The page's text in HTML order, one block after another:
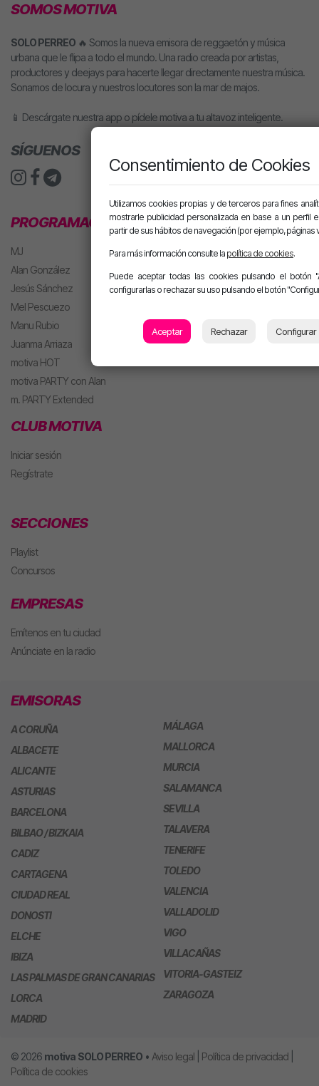
SOMOS MOTIVA
SOLO PERREO 🔥 Somos la nueva emisora de reggaetón y música
urbana que le flipa a todo el mundo. Una radio creada por artistas,
productores y deejays para hacerte llegar directamente nuestra música.
Sonamos de locura y nuestros locutores son la mar de majos.
📱 Descárgate nuestra app o pídele motiva a tu altavoz inteligente.
SÍGUENOS
PROGRAMACIÓN
MJ
Alan González
Jesús Sánchez
Mel Pescuezo
Manu Rubio
Juanma Arriaza
motiva HOT
motiva PARTY con Alan
m. PARTY Extended
CLUB MOTIVA
Iniciar sesión
Regístrate
SECCIONES
Playlist
Concursos
EMPRESAS
Emítenos en tu ciudad
Anúnciate en la radio
EMISORAS
A CORUÑA
ALBACETE
ALICANTE
ASTURIAS
BARCELONA
BILBAO / BIZKAIA
CADIZ
CARTAGENA
CIUDAD REAL
DONOSTI
ELCHE
IBIZA
LAS PALMAS DE GRAN CANARIAS
LORCA
MADRID
MÁLAGA
MALLORCA
MURCIA
SALAMANCA
SEVILLA
TALAVERA
TENERIFE
TOLEDO
VALENCIA
VALLADOLID
VIGO
VILLACAÑAS
VITORIA-GASTEIZ
ZARAGOZA
© 2026 motiva SOLO PERREO • Aviso legal Política de privacidad
Política de cookies
Consentimiento de Cookies
Utilizamos cookies propias y de terceros para fines
mostrarle publicidad personalizada en base a un perfil
partir de sus hábitos de navegación (por ejemplo, páginas
Para más información consulte la política de cookies.
Puede aceptar todas las cookies pulsando el botón
configurarlas o rechazar su uso pulsando el botón
Aceptar Rechazar Configurar